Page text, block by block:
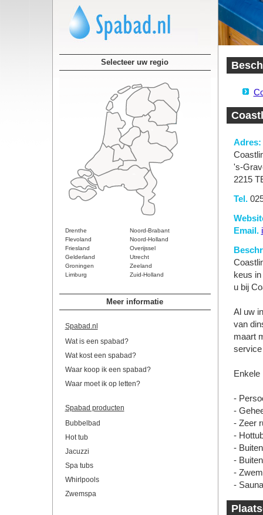
Selecteer uw regio
Drenthe
Noord-Brabant
Flevoland
Noord-Holland
Friesland
Overijssel
Gelderland
Utrecht
Groningen
Zeeland
Limburg
Zuid-Holland
Meer informatie
Spabad.nl
Wat is een spabad?
Wat kost een spabad?
Waar koop ik een spabad?
Waar moet ik op letten?
Spabad producten
Bubbelbad
Hot tub
Jacuzzi
Spa tubs
Whirlpools
Zwemspa
Adres:
's-
2215
Tel.
Email.
keus
u bij
Al uw
van
maart
service
Enkele
-
-
- Zeer
-
-
-
-
-